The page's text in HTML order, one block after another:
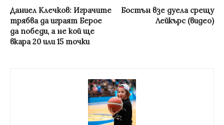
Даниел Клечков: Играчите
трябва да играят Берое
да победи, а не кой ще
вкара 20 или 15 точки
Бостън взе дуела срещу
Лейкърс (видео)